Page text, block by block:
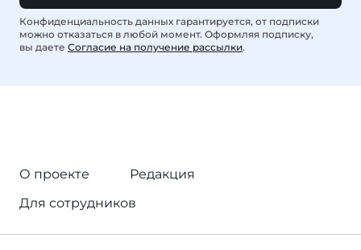
Конфиденциальность данных гарантируется, от подписки
можно отказаться в любой момент. Оформляя подписку,
вы даете Согласие на получение рассылки.
О проекте
Редакция
Для сотрудников